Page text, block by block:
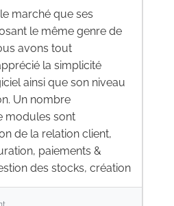
marché que ses
le même genre de
avons tout
la simplicité
ainsi que son niveau
Un nombre
modules sont
de la relation client,
paiements &
des stocks, création
gestion des
gestion de projets)"